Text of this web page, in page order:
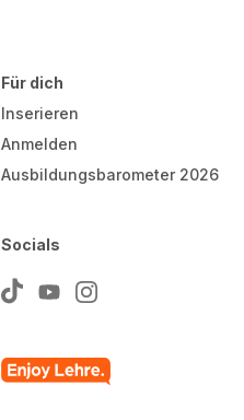
Für dich
Inserieren
Anmelden
Ausbildungsbarometer 2026
Socials